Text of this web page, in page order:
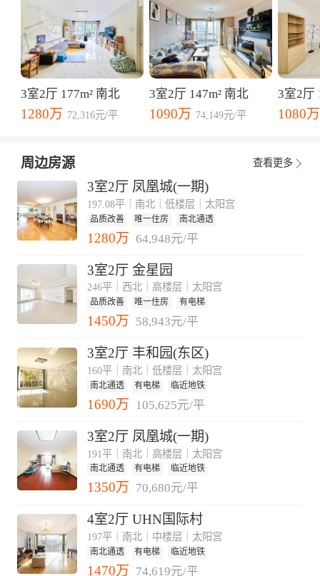
3室2厅 177m² 南北
1280万 72,316元/平
3室2厅 147m² 南北
1090万 74,149元/平
3室2厅
1080万
周边房源 查看更多
3室2厅 凤凰城(一期)
197.08平｜南北｜低楼层｜太阳宫
品质改善 唯一住房 南北通透
1280万 64,948元/平
3室2厅 金星园
246平｜西北｜高楼层｜太阳宫
品质改善 唯一住房 有电梯
1450万 58,943元/平
3室2厅 丰和园(东区)
160平｜南北｜低楼层｜太阳宫
南北通透 有电梯 临近地铁
1690万 105,625元/平
3室2厅 凤凰城(一期)
191平｜南北｜高楼层｜太阳宫
南北通透 有电梯 临近地铁
1350万 70,680元/平
4室2厅 UHN国际村
197平｜南北｜中楼层｜太阳宫
南北通透 有电梯 临近地铁
1470万 74,619元/平